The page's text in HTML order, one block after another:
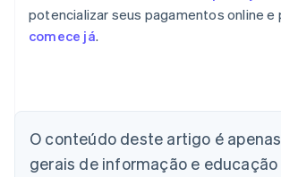
potencializar seus pagamentos online e
comece já.
O conteúdo deste artigo é
gerais de informação e educação
Deutsch English
Austrália